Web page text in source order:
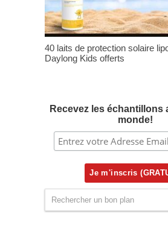
40 laits de protection solaire
Daylong Kids offerts
Recevez les échantillons
monde!